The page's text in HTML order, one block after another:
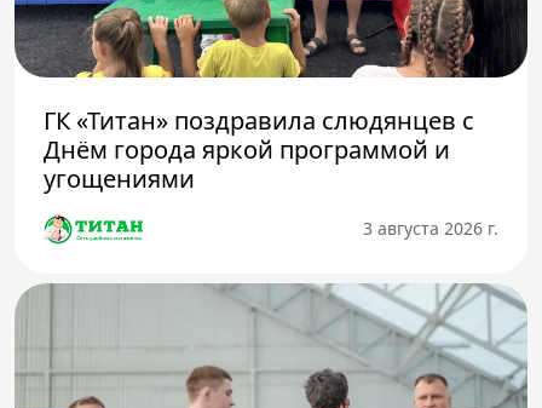
ГК «Титан» поздравила слюдянцев с
Днём города яркой программой и
угощениями
3 августа 2026 г.